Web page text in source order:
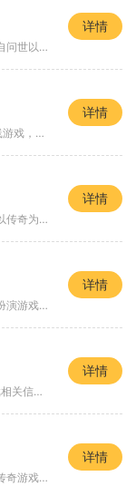
作为2D角色扮演的经典游戏，传奇系列自问世以来广受玩家喜爱，其中《复古传奇1.76高爆版》更是备受关注。该游戏以其独特的玩法和刺激的冒险体验，吸引了万千玩家的目光。本文将
详情
三端传奇版本是一款非常经典的多人在线游戏，其基本玩法围绕着战斗、冒险和团队合作展开。游戏以形象生动的角色扮演为主题，提供了多样化的职业选择和丰富多彩的地图场景，给
详情
传奇复古版端游是一款经典的2D游戏，以传奇为背景，承载着玩家对于角色扮演的热爱和对于传奇的回忆。游戏中有着万人在线的世界，玩家可以与其他玩家进行互动，参加各种刺激的战
详情
《送充值的传奇》是一款经典的2D角色扮演游戏。这款游戏在全球范围内拥有万人在线的庞大玩家群体，玩家们可以进行丰富多样的互动。在《送充值的传奇》中，玩家可以选择不同的职
详情
传奇sf信息网站是一个专门提供传奇游戏相关信息和社区互动的网站。作为一款经典的2D游戏，传奇以其独特的游戏玩法和丰富的角色扮演元素，吸引了大量玩家的关注和喜爱。这款游戏
详情
《金猴传奇英雄合击》是一款经典的2D传奇游戏，是角色扮演游戏中的一颗明星。这款游戏以万人在线和玩家互动为特点，为玩家们带来了前所未有的游戏体验。在《金猴传奇英雄合击》
详情